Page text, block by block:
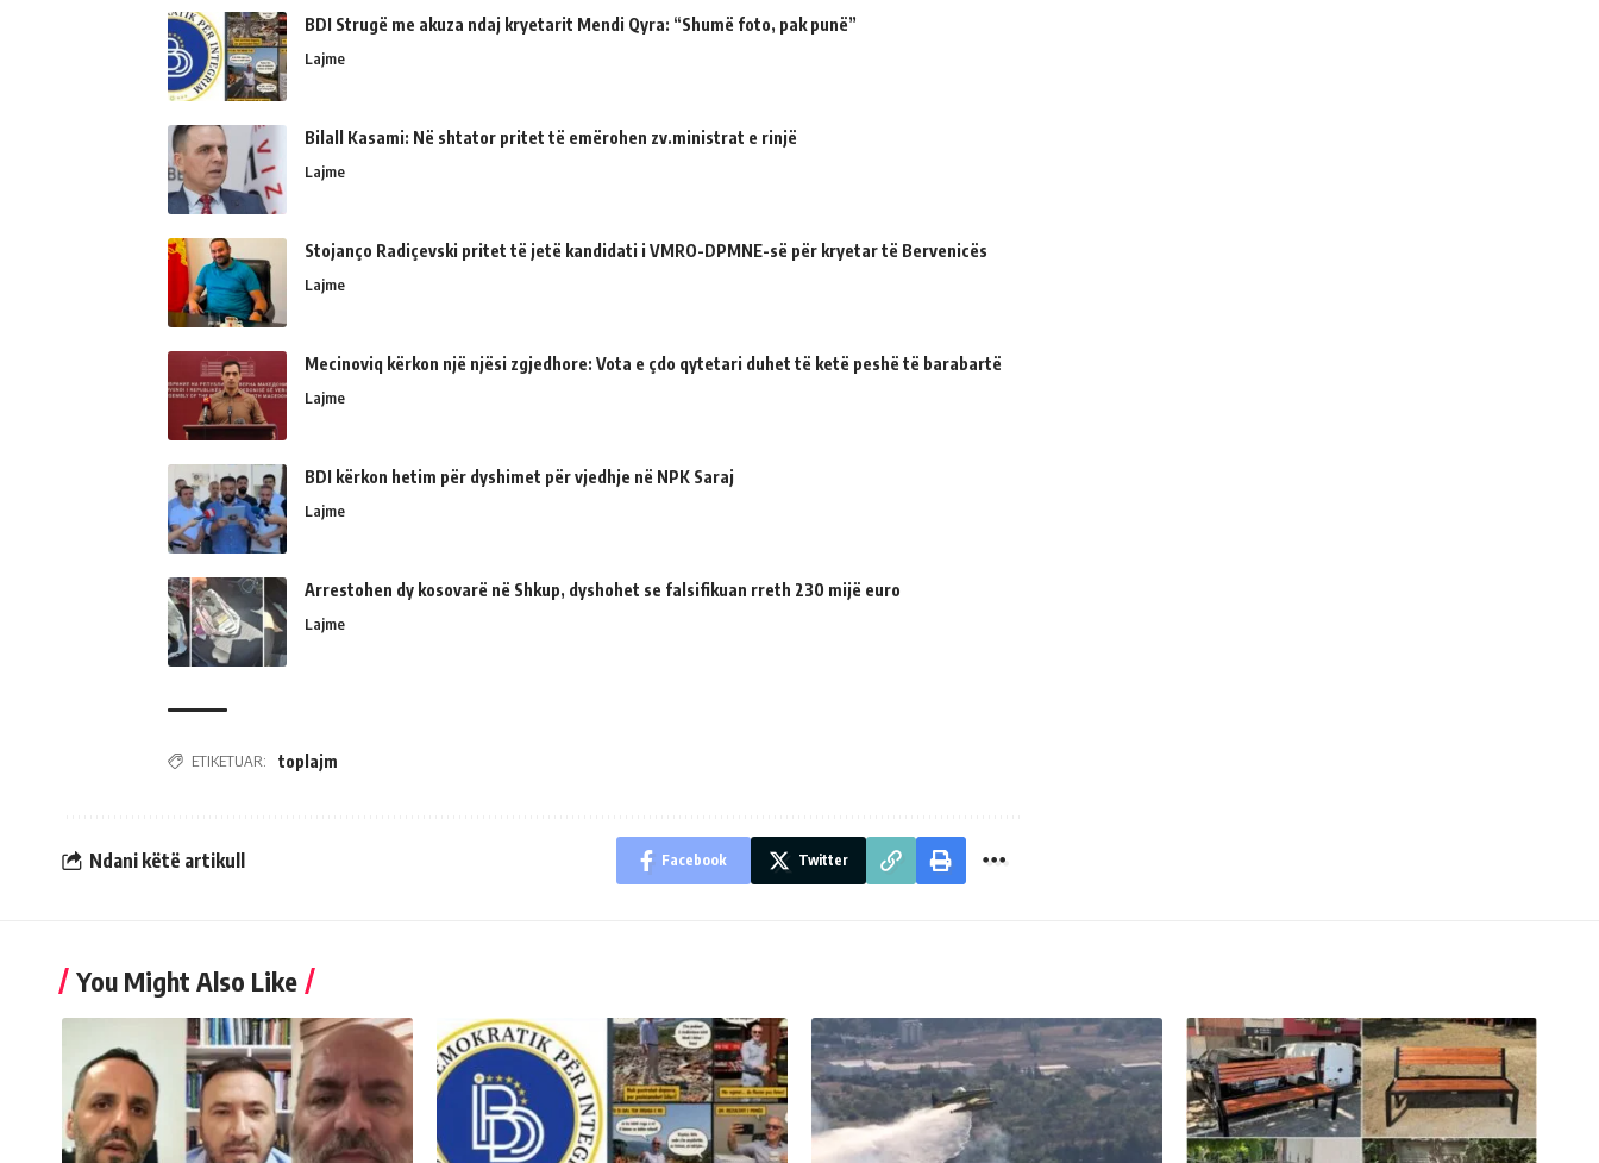
BDI Strugë me akuza ndaj kryetarit Mendi Qyra: “Shumë foto, pak punë”
Lajme
Bilall Kasami: Në shtator pritet të emërohen zv.ministrat e rinjë
Lajme
Stojanço Radiçevski pritet të jetë kandidati i VMRO-DPMNE-së për kryetar të Bervenicës
Lajme
Mecinoviq kërkon një njësi zgjedhore: Vota e çdo qytetari duhet të ketë peshë të barabartë
Lajme
BDI kërkon hetim për dyshimet për vjedhje në NPK Saraj
Lajme
Arrestohen dy kosovarë në Shkup, dyshohet se falsifikuan rreth 230 mijë euro
Lajme
ETIKETUAR: toplajm
Ndani këtë artikull Facebook Twitter
You Might Also Like